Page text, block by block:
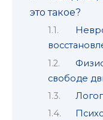
это такое?
свободе